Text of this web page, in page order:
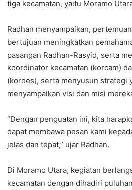
tiga kecamatan, yaitu Moramo
Radhan menyampaikan,
bertujuan meningkatkan
pasangan Radhan-Rasyid, serta
koordinator kecamatan (korcam)
(kordes), serta menyusun strategi
menyampaikan visi dan misi
“Dengan penguatan ini, kita
dapat membawa pesan kami
jelas dan tepat,” ujar Radhan.
Di Moramo Utara, kegiatan
kecamatan dengan dihadiri